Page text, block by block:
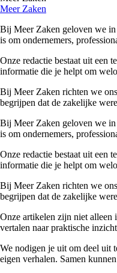
Meer Zaken
Bij Meer Zaken geloven we in
is om ondernemers,
Onze redactie bestaat uit een
informatie die je helpt om
Bij Meer Zaken richten we
begrijpen dat de zakelijke
Bij Meer Zaken geloven we in
is om ondernemers,
Onze redactie bestaat uit een
informatie die je helpt om
Bij Meer Zaken richten we
begrijpen dat de zakelijke
Onze artikelen zijn niet alleen
vertalen naar praktische
We nodigen je uit om deel uit
eigen verhalen. Samen